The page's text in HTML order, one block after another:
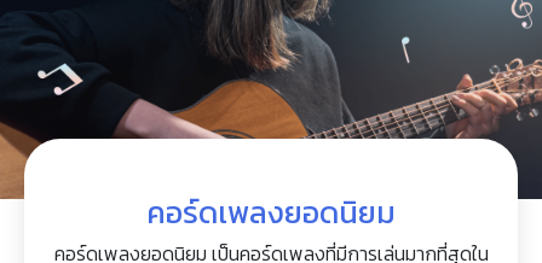
คอร์ดเพลงยอดนิยม
คอร์ดเพลงยอดนิยม เป็นคอร์ดเพลงที่มีการเล่นมากที่สุดใน